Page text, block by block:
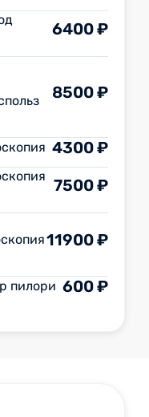
6400 ₽
8500 ₽
4300 ₽
7500 ₽
11900 ₽
пилори 600 ₽